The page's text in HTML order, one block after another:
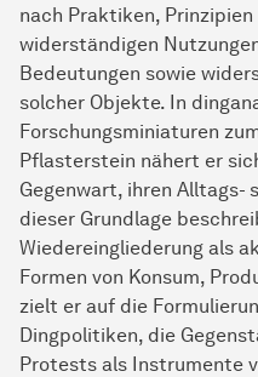
nach Praktiken,
widerständigen
Bedeutungen sowie
solcher Objekte. In
Forschungsminiaturen
Pflasterstein nähert er
Gegenwart, ihren Alltags-
dieser Grundlage
Wiedereingliederung als
Formen von Konsum,
zielt er auf die
Dingpolitiken, die
Protests als Instrumente